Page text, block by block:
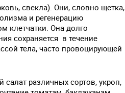
свекла). Они, словно щетка,
и регенерацию
клетчатки. Она долго
сохраняется в течение
тела, часто провоцирующей
различных сортов, укроп,